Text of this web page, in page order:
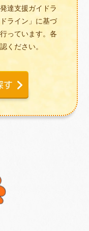
達支援ガイドラ
ライン」に基づ
っています。各
ください。